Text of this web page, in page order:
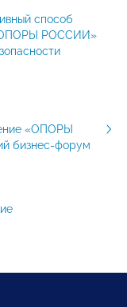
способ
«ОПОРЫ РОССИИ»
«ОПОРЫ
бизнес-форум